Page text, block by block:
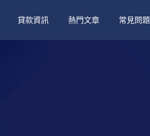
貸款資訊 熱門文章 常見問題